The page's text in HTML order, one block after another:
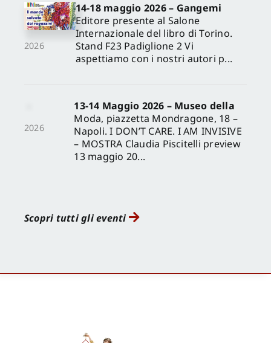
2026
14-18 maggio 2026 – Gangemi
Editore presente al Salone
Internazionale del libro di Torino.
Stand F23 Padiglione 2 Vi
aspettiamo con i nostri autori p...
2026
13-14 Maggio 2026 – Museo della
Moda, piazzetta Mondragone, 18 –
Napoli. I DON’T CARE. I AM INVISIVE
– MOSTRA Claudia Piscitelli preview
13 maggio 20...
Scopri tutti gli eventi